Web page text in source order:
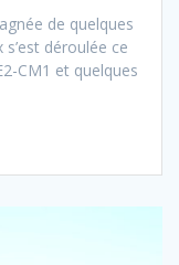
de quelques
déroulée ce
CM1 et quelques